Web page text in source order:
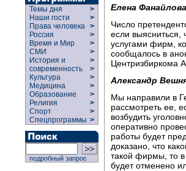
Темы дня
>
Наши гости
>
Права человека >
Россия
>
Время и Мир
>
СМИ
>
История и
современность
>
>
Культура
>
Медицина
>
Образование
>
Религия
>
Спорт
>
Спецпрограммы >
подробный запрос
Елена
Число
если выясниться,
услугами фирм,
сообщалось в
Центризбиркома
Александр
Мы направили в
рассмотреть ее,
возбудить
оперативно
работы будет
доказано, что
такой фирмы, то в
будет отменено